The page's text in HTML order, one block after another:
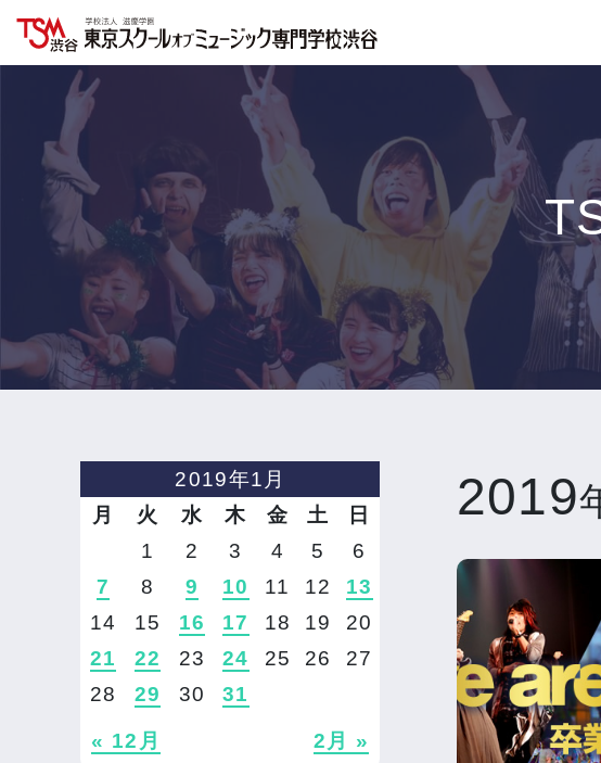
2019
2019年1月
月
火 水 木 金 土 日
« 12月 2月 »
1 2 3 4 5
6
7
8 9 10 11 12
13
14
15 16 17 18 19
20
21
22 23 24 25 26
27
28
29 30 31